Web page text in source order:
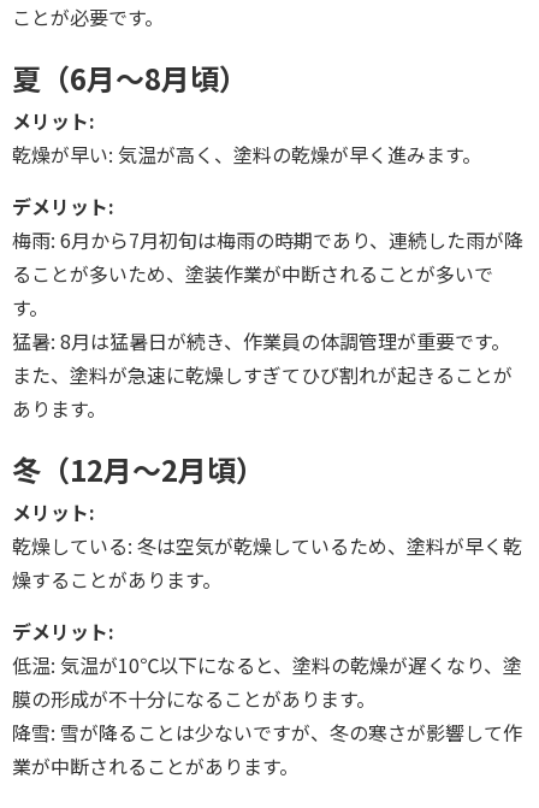
ことが必要です。
夏（6月～8月頃）
メリット:
乾燥が早い: 気温が高く、塗料の乾燥が早く進みます。
デメリット:
梅雨: 6月から7月初旬は梅雨の時期であり、連続した雨が降
ることが多いため、塗装作業が中断されることが多いで
す。
猛暑: 8月は猛暑日が続き、作業員の体調管理が重要です。
また、塗料が急速に乾燥しすぎてひび割れが起きることが
あります。
冬（12月～2月頃）
メリット:
乾燥している: 冬は空気が乾燥しているため、塗料が早く乾
燥することがあります。
デメリット:
低温: 気温が10℃以下になると、塗料の乾燥が遅くなり、塗
膜の形成が不十分になることがあります。
降雪: 雪が降ることは少ないですが、冬の寒さが影響して作
業が中断されることがあります。